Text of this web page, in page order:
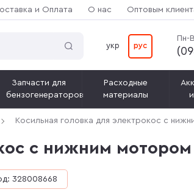
и Оплата О нас Оптовым
Пн-
укр рус
Запчасти для
бензогенераторов
Расходные
материалы
Косильная головка для электрокос с
с нижним
328008668